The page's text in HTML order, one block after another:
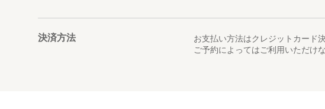
決済方法
お支払い方法はクレジットカード
ご予約によってはご利用いただけ